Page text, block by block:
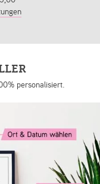
personalisiert.